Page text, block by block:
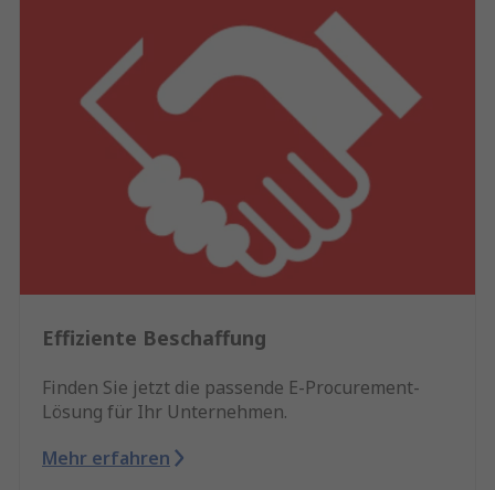
Effiziente Beschaffung
Finden Sie jetzt die passende E-Procurement-
Lösung für Ihr Unternehmen.
Mehr erfahren